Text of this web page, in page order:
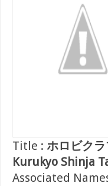
Title : ホロビク
Kurukyo Shinja
Associated